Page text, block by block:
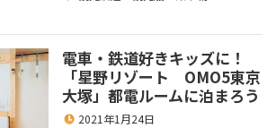
電車・鉄道好きキッズに！
「星野リゾート OMO5東京
大塚」都電ルームに泊まろう
2021年1月24日